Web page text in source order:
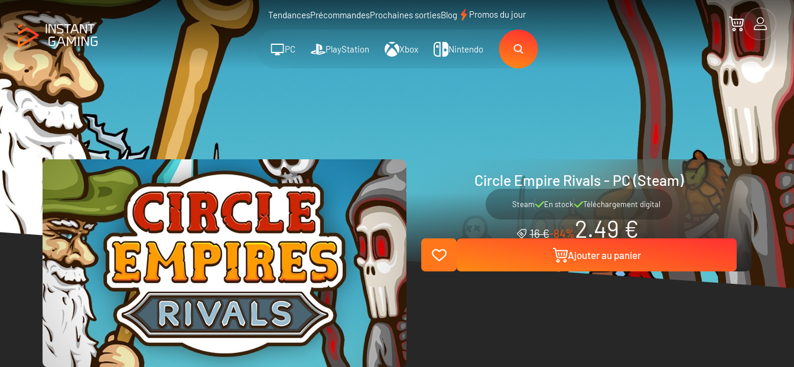
TendancesPrécommandesProchaines sortiesBlog Promos du jour
PC PlayStation Xbox Nintendo
Circle Empire Rivals - PC (Steam)
Steam En stock Téléchargement digital
16 €-84%2.49 €
Ajouter au panier